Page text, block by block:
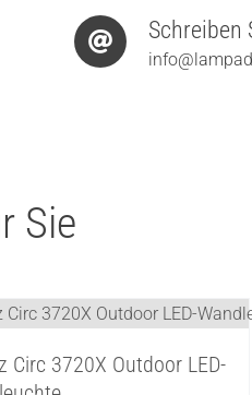
Schreiben
Sie
Circ 3720X Outdoor LED-